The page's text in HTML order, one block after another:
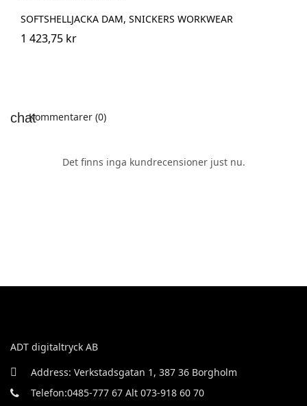
SOFTSHELLJACKA DAM, SNICKERS WORKWEAR
1 423,75 kr
Kommentarer (0)
Det finns inga kundrecensioner just nu.
ADT digitaltryck AB
Address: Verkstadsgatan 1, 387 36 Borgholm
Telefon:0485-777 67 Alt 073-918 60 70